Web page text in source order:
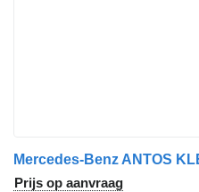
Prijs op aanvraag